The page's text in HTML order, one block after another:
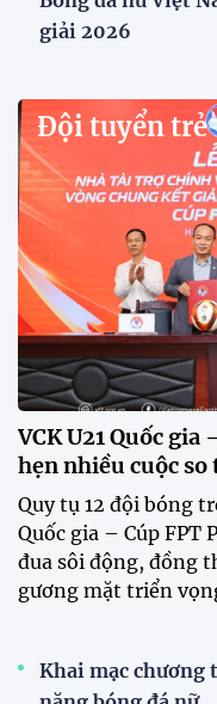
CĐV vượt gần 80
xem tuyển Việt
Tuyển Việt Nam
ASEAN Cup 2026?
Đội tuyển Việt
nồng nhiệt khi trở
Đội tuyển Việt
thắng trước
Chính thức mở
Campuchia